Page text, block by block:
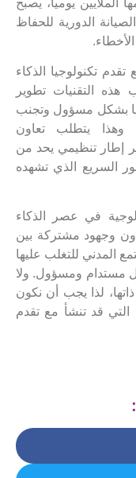
الدورية للحفاظ
تكنولوجيا الذكاء
هذه التقنيات تطوير
بشكل مسؤول وتجنب
وهذا يتطلب تعاون
إطار تنظيمي يحد من
السريع الذي تشهده
في عصر الذكاء
وجهود مشتركة بين
المدني للتغلب عليها
مستدام ومسؤول. ولا
لذا يجب أن نكون
التي قد تنشأ مع تقدم